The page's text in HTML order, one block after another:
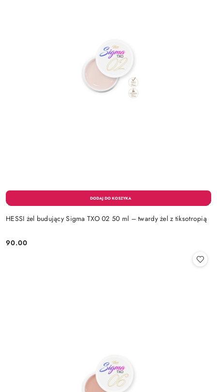
HESSI żel budujący Sigma TXO 02 50 ml – twardy żel z tiksotropią
Cena:
90.00